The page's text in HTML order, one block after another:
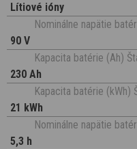
Lítiové ióny
Nominálne napätie
90 V
Kapacita batérie (Ah)
230 Ah
Kapacita batérie (kWh)
21 kWh
Nominálne napätie
5,3 h